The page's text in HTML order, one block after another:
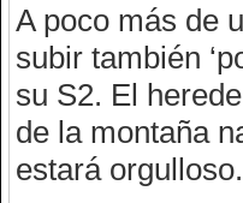
A poco más de
subir también
su S2. El
de la montaña
estará orgulloso.